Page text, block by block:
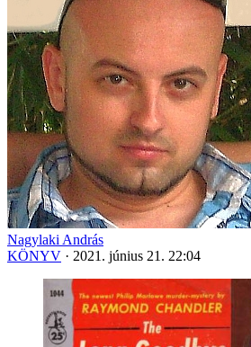
Nagylaki András
KÖNYV · 2021. június 21. 22:04